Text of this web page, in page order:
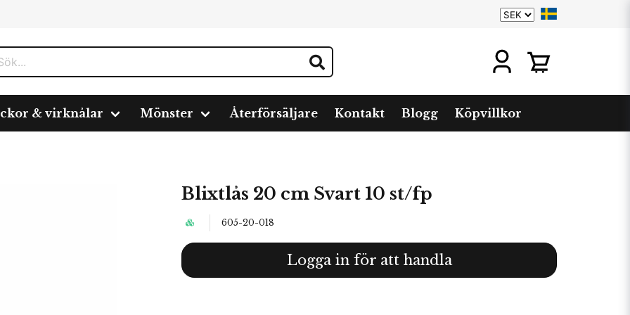
& virknålar Mönster Återförsäljare Kontakt Blogg Köpvillkor
Blixtlås 20 cm Svart 10 st/fp
605-20-018
Logga in för att handla